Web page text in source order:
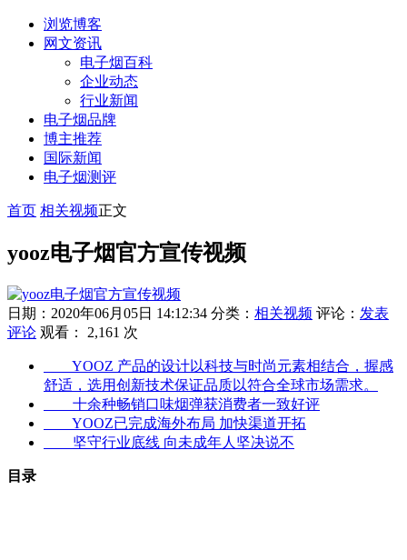
浏览博客
网文资讯
电子烟百科
企业动态
行业新闻
电子烟品牌
博主推荐
国际新闻
电子烟测评
首页 相关视频正文
yooz电子烟官方宣传视频
日期：2020年06月05日 14:12:34 分类： 相关视频 评论： 发表
评论 观看： 2,161 次
YOOZ 产品的设计以科技与时尚元素相结合，握感
舒适，选用创新技术保证品质以符合全球市场需求。
十余种畅销口味烟弹获消费者一致好评
YOOZ已完成海外布局 加快渠道开拓
坚守行业底线 向未成年人坚决说不
目录